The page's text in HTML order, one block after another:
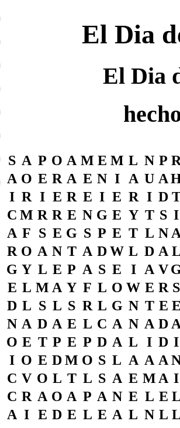
El Dia
El Dia
S A P O A M E M L N P
A O E R A E N I A U A
I R I E R E I E R I D
C M R R E N G E Y T S I
A F S E G S P E T L N
R O A N T A DW L D A
G Y L E P A S E I A V
E L M A Y F L O W E R S
D L S L S R L G N T E
N A D A E L C A N A D
O E T P E P D A L I D I
I O E DM O S L A A A
C V O L T L S A E M A I
C R A O A P A N E L E
A I E D E L E A L N L